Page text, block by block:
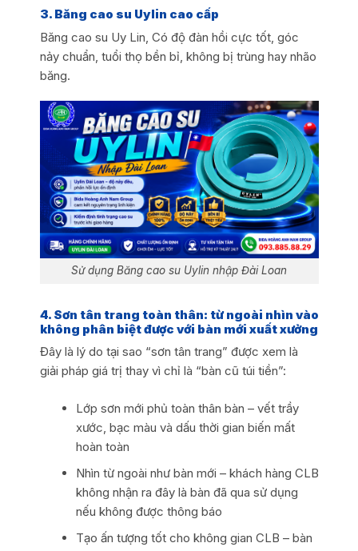
3. Băng cao su Uylin cao cấp
Băng cao su Uy Lin, Có độ đàn hồi cực tốt, góc
nảy chuẩn, tuổi thọ bền bỉ, không bị trùng hay nhão
băng.
Sử dụng Băng cao su Uylin nhập Đài Loan
4. Sơn tân trang toàn thân: từ ngoài nhìn vào
không phân biệt được với bàn mới xuất xưởng
Đây là lý do tại sao “sơn tân trang” được xem là
giải pháp giá trị thay vì chỉ là “bàn cũ túi tiền”:
Lớp sơn mới phủ toàn thân bàn – vết trầy
xước, bạc màu và dấu thời gian biến mất
hoàn toàn
Nhìn từ ngoài như bàn mới – khách hàng CLB
không nhận ra đây là bàn đã qua sử dụng
nếu không được thông báo
Tạo ấn tượng tốt cho không gian CLB – bàn